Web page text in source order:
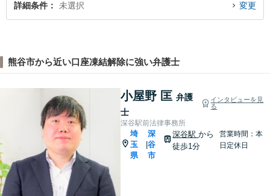
詳細条件 未選択 変更
熊谷市から近い口座凍結解除に強い弁護士
小屋野 匡 弁護
士
インタビューを見
る
深谷駅前法律事務所
埼
玉
県
深
谷
市
深谷駅から
徒歩1分
営業時間：本
日定休日